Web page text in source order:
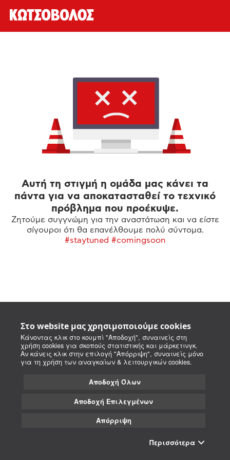
Στο website μας χρησιμοποιούμε cookies
Κάνοντας κλικ στο κουμπί "Αποδοχή", συναινείς στη
χρήση cookies για σκοπούς στατιστικής και μάρκετινγκ.
Αν κάνεις κλικ στην επιλογή "Απόρριψη", συναινείς μόνο
για τη χρήση των αναγκαίων & λειτουργικών cookies.
Αποδοχή Όλων
Αποδοχή Επιλεγμένων
Απόρριψη
Περισσότερα
Αυτή τη στιγμή η ομάδα μας κάνει τα
πάντα για να αποκατασταθεί το τεχνικό
πρόβλημα που προέκυψε.
Ζητούμε συγγνώμη για την αναστάτωση και να είστε
σίγουροι ότι θα επανέλθουμε πολύ σύντομα.
#staytuned #comingsoon